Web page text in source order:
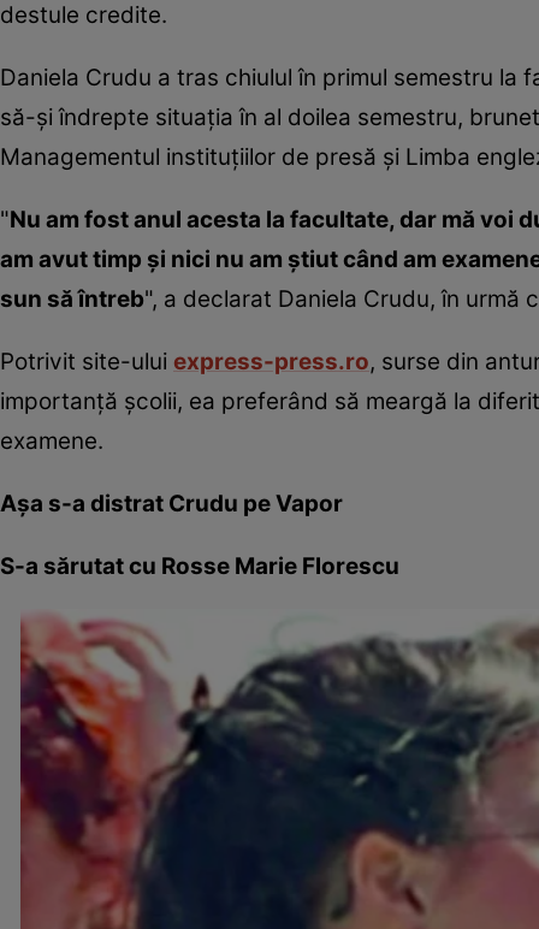
destule credite.
Daniela Crudu a tras chiulul în primul semestru
să-şi îndrepte situaţia în al doilea semestru,
Managementul instituţiilor de presă şi Limba
"Nu am fost anul acesta la facultate, dar mă voi
am avut timp şi nici nu am ştiut când am
sun să întreb", a declarat Daniela Crudu, în urmă
Potrivit site-ului express-press.ro, surse din
importanţă şcolii, ea preferând să meargă la
examene.
Aşa s-a distrat Crudu pe Vapor
S-a sărutat cu Rosse Marie Florescu